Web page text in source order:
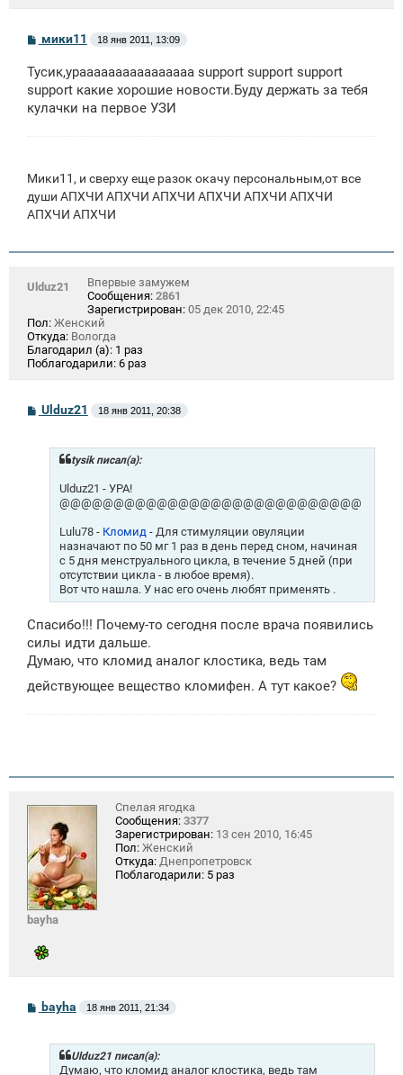
С
о
б
щ
е
н
мики11 18 янв 2011, 13:09
Тусик,ураааааааааааааааа support support support
support какие хорошие новости.Буду держать за тебя
кулачки на первое УЗИ
Мики11, и сверху еще разок окачу персональным,от все
души АПХЧИ АПХЧИ АПХЧИ АПХЧИ АПХЧИ АПХЧИ
АПХЧИ АПХЧИ
Ulduz21
Впервые замужем
Сообщения: 2861
Зарегистрирован: 05 дек 2010, 22:45
Пол: Женский
Откуда: Вологда
Благодарил (а): 1 раз
Поблагодарили: 6 раз
СUlduz21 18 янв 2011, 20:38
tysik писал(а):
Ulduz21 - УРА!
@@@@@@@@@@@@@@@@@@@@@@@@@@@@
Lulu78 - Кломид - Для стимуляции овуляции
назначают по 50 мг 1 раз в день перед сном, начиная
с 5 дня менструального цикла, в течение 5 дней (при
отсутствии цикла - в любое время).
Вот что нашла. У нас его очень любят применять .
Спасибо!!! Почему-то сегодня после врача появились
силы идти дальше.
Думаю, что кломид аналог клостика, ведь там
действующее вещество кломифен. А тут какое?
bayha
Спелая ягодка
Сообщения: 3377
Зарегистрирован: 13 сен 2010, 16:45
Пол: Женский
Откуда: Днепропетровск
Поблагодарили: 5 раз
С
о
bayha 18 янв 2011, 21:34
Ulduz21 писал(а):
Думаю, что кломид аналог клостика, ведь там